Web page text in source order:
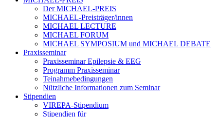
Der MICHAEL-PREIS
MICHAEL-Preisträger/innen
MICHAEL LECTURE
MICHAEL FORUM
MICHAEL SYMPOSIUM und MICHAEL DEBATE
Praxisseminar
Praxisseminar Epilepsie & EEG
Programm Praxisseminar
Teinahmebedingungen
Nützliche Informationen zum Seminar
Stipendien
VIREPA-Stipendium
Stipendien für